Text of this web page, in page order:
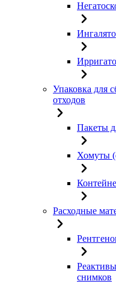
Упаковка для
отходов
Пакеты
Хомуты
Расходные
снимков